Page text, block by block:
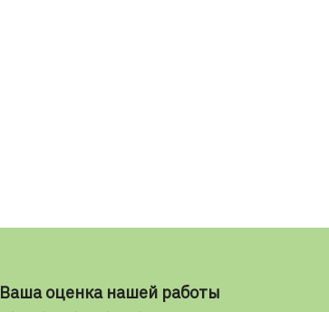
Ваша оценка нашей работы